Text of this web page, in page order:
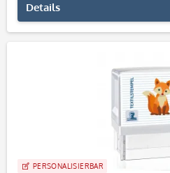
Details
PERSONALISIERBAR